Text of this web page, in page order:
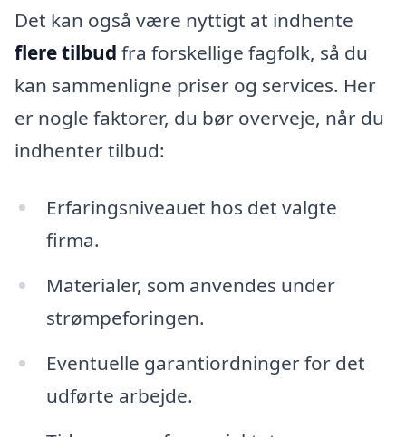
Det kan også være nyttigt at indhente
flere tilbud fra forskellige fagfolk, så du
kan sammenligne priser og services. Her
er nogle faktorer, du bør overveje, når du
indhenter tilbud:
Erfaringsniveauet hos det valgte
firma.
Materialer, som anvendes under
strømpeforingen.
Eventuelle garantiordninger for det
udførte arbejde.